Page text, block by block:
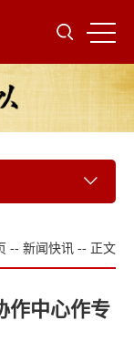
-- 新闻快讯 -- 正文
作中心作专